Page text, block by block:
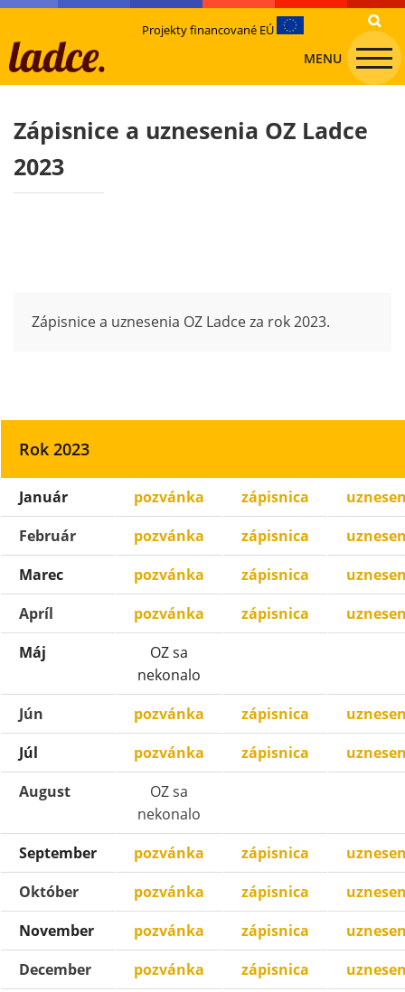
Projekty financované EÚ
MENU
Zápisnice a uznesenia OZ Ladce
2023
Zápisnice a uznesenia OZ Ladce za rok 2023.
Rok 2023
Január pozvánka zápisnica
Február
pozvánka zápisnica
Marec
pozvánka zápisnica
Apríl
pozvánka zápisnica
Máj
OZ sa
nekonalo
Jún
pozvánka zápisnica
Júl
pozvánka zápisnica
August
OZ sa
nekonalo
September
pozvánka zápisnica
Október
pozvánka zápisnica
November
pozvánka zápisnica
December
pozvánka zápisnica